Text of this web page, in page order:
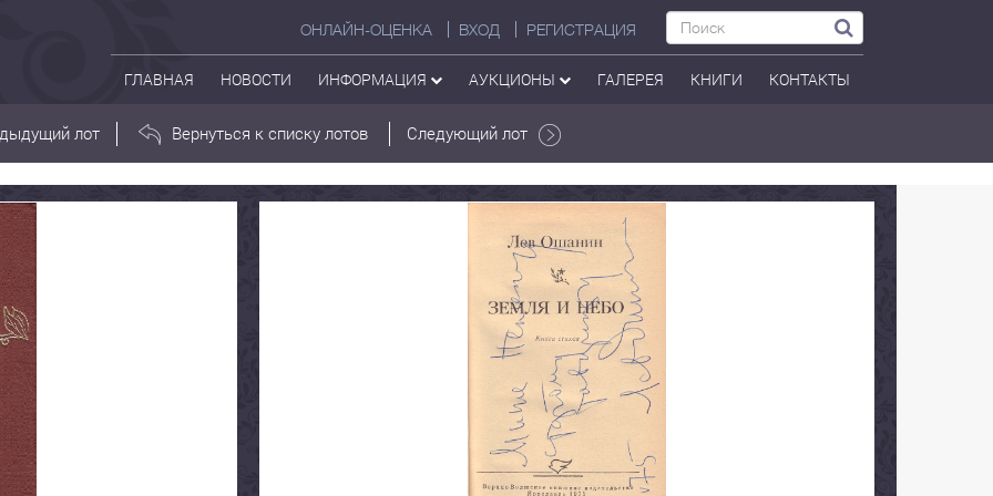
ОНЛАЙН-ОЦЕНКА ВХОД РЕГИСТРАЦИЯ
ГЛАВНАЯ НОВОСТИ ИНФОРМАЦИЯ АУКЦИОНЫ ГАЛЕРЕЯ КНИГИ КОНТАКТЫ
лот Вернуться к списку лотов Следующий лот